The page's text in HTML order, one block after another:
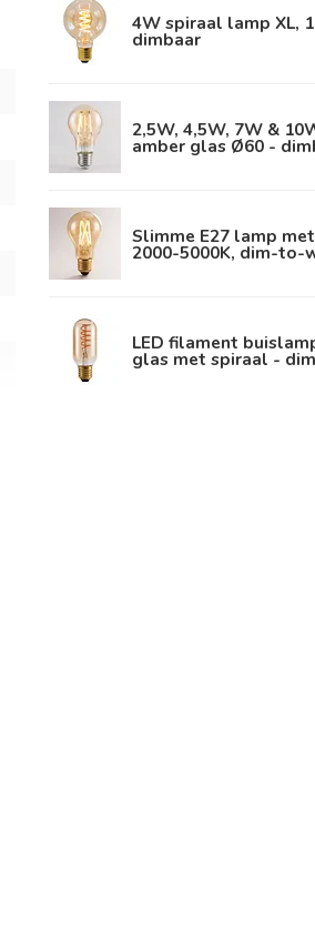
4W spiraal lamp XL,
dimbaar
2,5W, 4,5W, 7W &
amber glas Ø60 -
Slimme E27 lamp
2000-5000K, dim-to-
LED filament
glas met spiraal -